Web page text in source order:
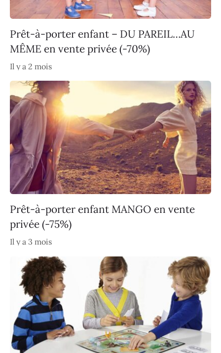
Prêt-à-porter enfant – DU PAREIL…AU
MÊME en vente privée (-70%)
Il y a 2 mois
Prêt-à-porter enfant MANGO en vente
privée (-75%)
Il y a 3 mois